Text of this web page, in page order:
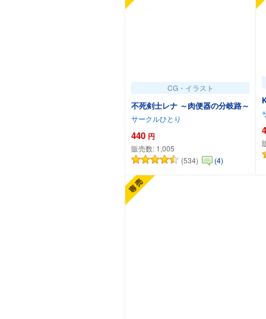
CG・イラスト
不死剣士レナ ～肉便器の分岐路～
サークルひとり
440 円
販売数: 1,005
(534)
(4)
カートに追加